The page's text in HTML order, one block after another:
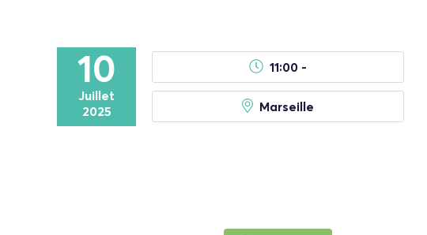
10
Juillet
2025
11:00 -
Marseille